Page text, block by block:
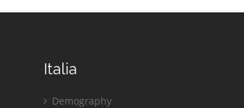
Italia
Demography